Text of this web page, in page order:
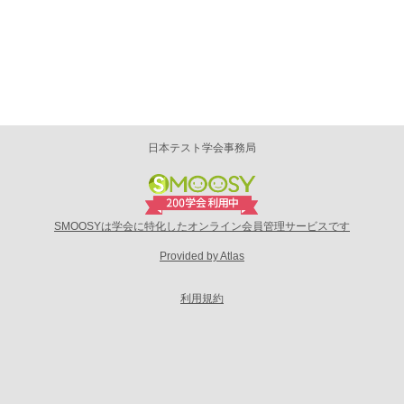
日本テスト学会事務局
SMOOSYは学会に特化したオンライン会員管理サービスです
Provided by Atlas
利用規約